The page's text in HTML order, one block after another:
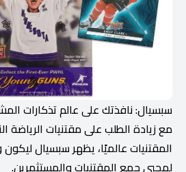
سبسيال: نافذتك على عالم تذكارات
مع زيادة الطلب على مقتنيات الرياضة
المقتنيات عالميًا، يظهر سبسيال
لمحبي جمع المقتنيات والمستثمرين.